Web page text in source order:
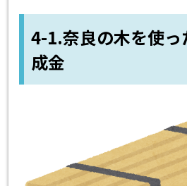
4-1.奈良の木を使っ
成金